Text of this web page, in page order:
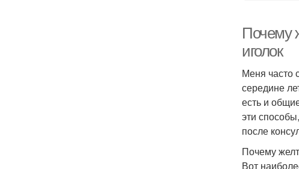
Почему
иголок
Меня часто
середине
есть и
эти
после
Почему
Вот